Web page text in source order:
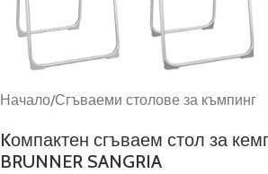
Начало/Сгъваеми столове за къмпинг
Kомпактен сгъваем стол за
BRUNNER SANGRIA